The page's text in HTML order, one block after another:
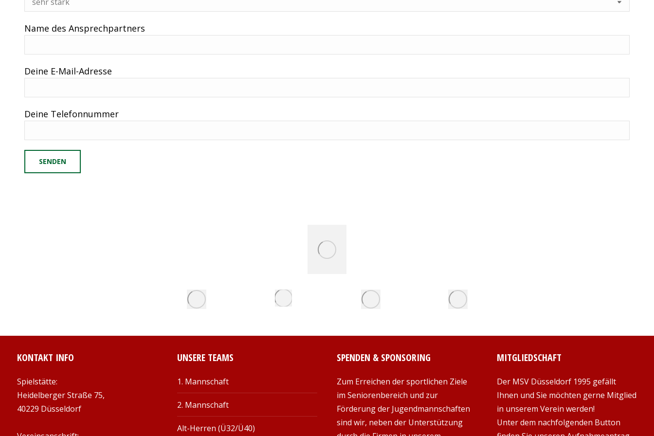
Name des Ansprechpartners
Deine E-Mail-Adresse
Deine Telefonnummer
KONTAKT INFO
Spielstätte:
Heidelberger Straße 75,
40229 Düsseldorf
UNSERE TEAMS
1. Mannschaft
2. Mannschaft
Alt-Herren (Ü32/Ü40)
SPENDEN & SPONSORING
Zum Erreichen der sportlichen Ziele
im Seniorenbereich und zur
Förderung der Jugendmannschaften
sind wir, neben der Unterstützung
MITGLIEDSCHAFT
Der MSV Düsseldorf 1995 gefällt
Ihnen und Sie möchten gerne Mitglied
in unserem Verein werden!
Unter dem nachfolgenden Button